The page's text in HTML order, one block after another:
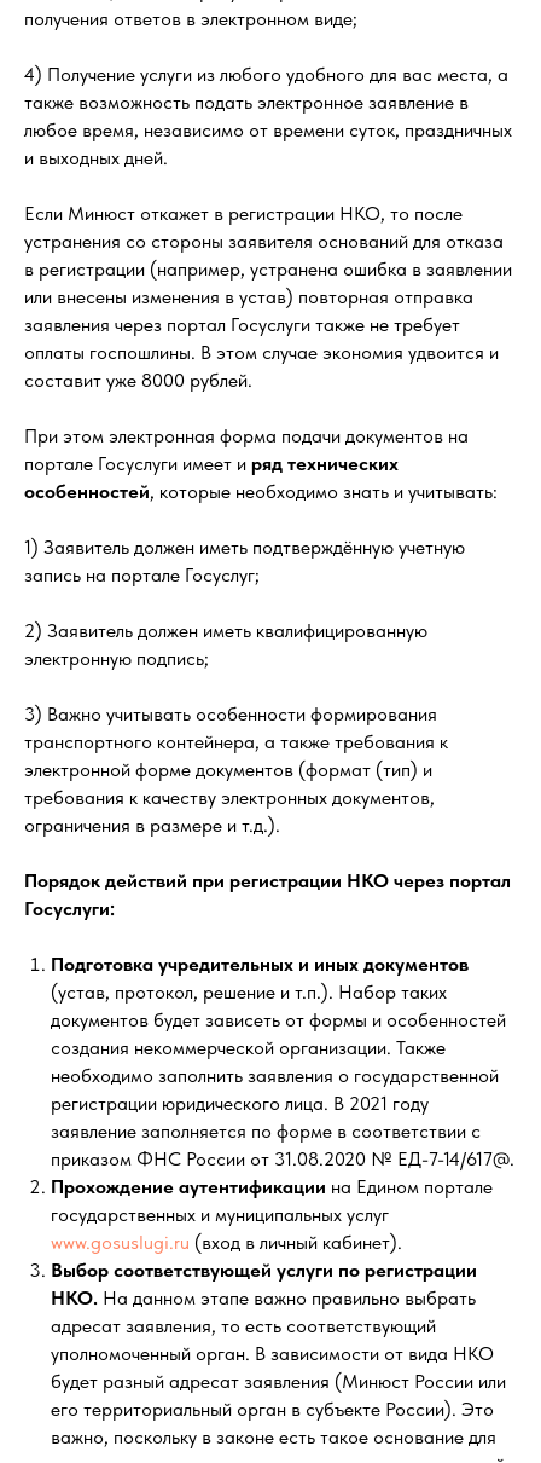
получения ответов в электронном виде;
4) Получение услуги из любого удобного для вас места, а
также возможность подать электронное заявление в
любое время, независимо от времени суток, праздничных
и выходных дней.
Если Минюст откажет в регистрации НКО, то после
устранения со стороны заявителя оснований для отказа
в регистрации (например, устранена ошибка в заявлении
или внесены изменения в устав) повторная отправка
заявления через портал Госуслуги также не требует
оплаты госпошлины. В этом случае экономия удвоится и
составит уже 8000 рублей.
При этом электронная форма подачи документов на
портале Госуслуги имеет и ряд технических
особенностей, которые необходимо знать и учитывать:
1) Заявитель должен иметь подтверждённую учетную
запись на портале Госуслуг;
2) Заявитель должен иметь квалифицированную
электронную подпись;
3) Важно учитывать особенности формирования
транспортного контейнера, а также требования к
электронной форме документов (формат (тип) и
требования к качеству электронных документов,
ограничения в размере и т.д.).
Порядок действий при регистрации НКО через портал
Госуслуги:
Подготовка учредительных и иных документов
(устав, протокол, решение и т.п.). Набор таких
документов будет зависеть от формы и особенностей
создания некоммерческой организации. Также
необходимо заполнить заявления о государственной
регистрации юридического лица. В 2021 году
заявление заполняется по форме в соответствии с
приказом ФНС России от 31.08.2020 № ЕД-7-14/617@.
Прохождение аутентификации на Едином портале
государственных и муниципальных услуг
www.gosuslugi.ru (вход в личный кабинет).
Выбор соответствующей услуги по регистрации
НКО. На данном этапе важно правильно выбрать
адресат заявления, то есть соответствующий
уполномоченный орган. В зависимости от вида НКО
будет разный адресат заявления (Минюст России или
его территориальный орган в субъекте России). Это
важно, поскольку в законе есть такое основание для